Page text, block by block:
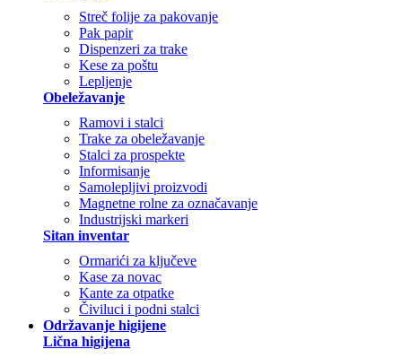
Streč folije za pakovanje
Pak papir
Dispenzeri za trake
Kese za poštu
Lepljenje
Obeležavanje
Ramovi i stalci
Trake za obeležavanje
Stalci za prospekte
Informisanje
Samolepljivi proizvodi
Magnetne rolne za označavanje
Industrijski markeri
Sitan inventar
Ormarići za ključeve
Kase za novac
Kante za otpatke
Čiviluci i podni stalci
Održavanje higijene
Lična higijena